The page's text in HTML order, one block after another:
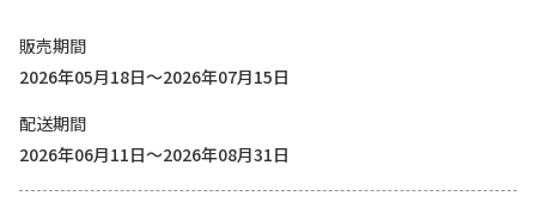
販売期間
2026年05月18日～2026年07月15日
配送期間
2026年06月11日～2026年08月31日